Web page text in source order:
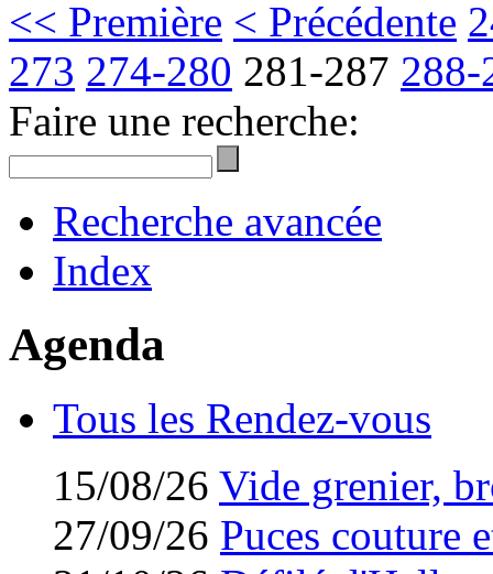
<< Première < Précédente
273 274-280 281-287 288-
Faire une recherche:
Recherche avancée
Index
Agenda
Tous les Rendez-vous
15/08/26 Vide grenier,
27/09/26 Puces couture